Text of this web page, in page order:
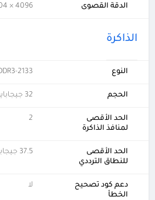
الدقة القصوى 4096 × 2304 - 60 هرتز
الذاكرة
النوع 2133
الحجم 32 جيجابايت
الحد الأقصى
لمنافذ الذاكرة
2
الحد الأقصى
للنطاق الترددي
37.5 جيجابايت في الثانية
دعم كود تصحيح
الخطأ
لا